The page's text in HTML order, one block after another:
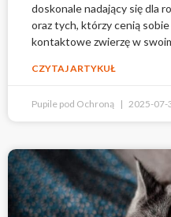
doskonale nadający się dla
oraz tych, którzy cenią
kontaktowe zwierzę w
CZYTAJ ARTYKUŁ
Pupile pod Ochroną 2025-07-